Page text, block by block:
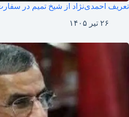
تعریف احمدی‌نژاد از شیخ تمیم در
۲۶ تیر ۱۴۰۵